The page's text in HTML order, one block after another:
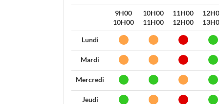
9H00
10H00
10H00
11H00
11H00
12H00
Lundi
Mardi
Mercredi
Jeudi